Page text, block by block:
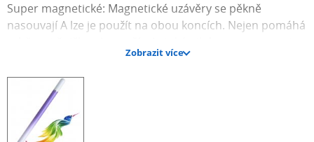
Super magnetické: Magnetické uzávěry se pěkně
nasouvají A lze je použít na obou koncích. Nejen pomáhá
Úspora energie: Naše dotyková tužka je navržena tak,
aby šetřila energii a byla šetrná k životnímu prostředí,
funguje bez baterie, má delší životnost než stylus na
Zobrazit více